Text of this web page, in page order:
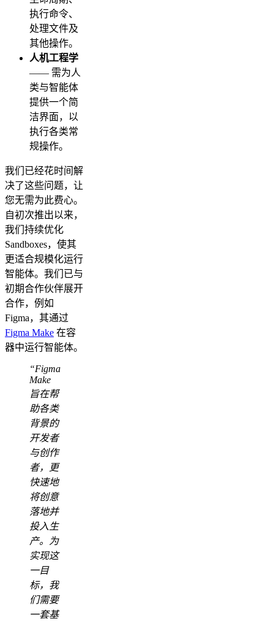
执行命令、
处理文件及
其他操作。
人机工程学
—— 需为人
类与智能体
提供一个简
洁界面，以
执行各类常
规操作。
我们已经花时间解
决了这些问题，让
您无需为此费心。
自初次推出以来，
我们持续优化
Sandboxes，使其
更适合规模化运行
智能体。我们已与
初期合作伙伴展开
合作，例如
Figma，其通过
Figma Make 在容
器中运行智能体。
“Figma
Make
旨在帮
助各类
背景的
开发者
与创作
者，更
快速地
将创意
落地并
投入生
产。为
实现这
一目
标，我
们需要
一套基